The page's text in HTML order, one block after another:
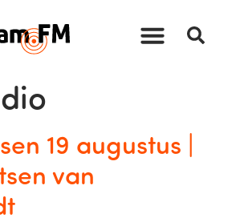
19 augustus |
van